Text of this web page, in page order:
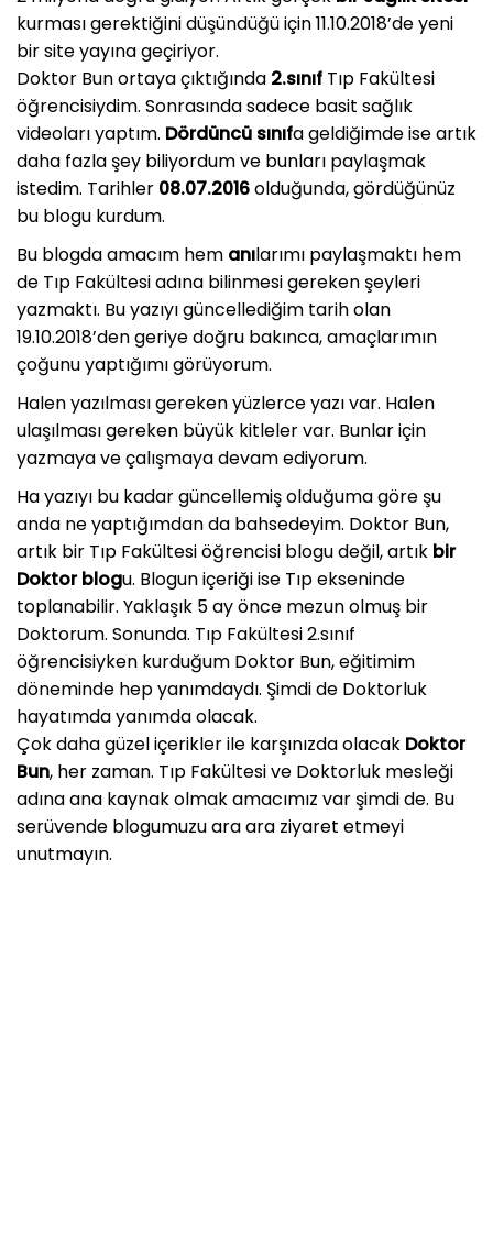
kurması gerektiğini düşündüğü için 11.10.2018’de yeni
bir site yayına geçiriyor.
Doktor Bun ortaya çıktığında 2.sınıf Tıp Fakültesi
öğrencisiydim. Sonrasında sadece basit sağlık
videoları yaptım. Dördüncü sınıfa geldiğimde ise artık
daha fazla şey biliyordum ve bunları paylaşmak
istedim. Tarihler 08.07.2016olduğunda, gördüğünüz
bu blogu kurdum.
Bu blogda amacım hem anılarımı paylaşmaktı hem
de Tıp Fakültesi adına bilinmesi gereken şeyleri
yazmaktı. Bu yazıyı güncellediğim tarih olan
19.10.2018’den geriye doğru bakınca, amaçlarımın
çoğunu yaptığımı görüyorum.
Halen yazılması gereken yüzlerce yazı var. Halen
ulaşılması gereken büyük kitleler var. Bunlar için
yazmaya ve çalışmaya devam ediyorum.
Ha yazıyı bu kadar güncellemiş olduğuma göre şu
anda ne yaptığımdan da bahsedeyim. Doktor Bun,
artık bir Tıp Fakültesi öğrencisi blogu değil, artık bir
Doktor blogu. Blogun içeriği ise Tıp ekseninde
toplanabilir. Yaklaşık 5 ay önce mezun olmuş bir
Doktorum. Sonunda. Tıp Fakültesi 2.sınıf
öğrencisiyken kurduğum Doktor Bun, eğitimim
döneminde hep yanımdaydı. Şimdi de Doktorluk
hayatımda yanımda olacak.
Çok daha güzel içerikler ile karşınızda olacak Doktor
Bun, her zaman. Tıp Fakültesi ve Doktorluk mesleği
adına ana kaynak olmak amacımız var şimdi de. Bu
serüvende blogumuzu ara ara ziyaret etmeyi
unutmayın.